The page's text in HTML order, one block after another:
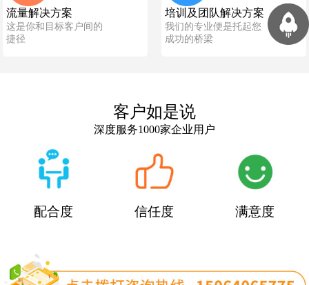
流量解决方案
这是你和目标客户间的
捷径
培训及团队解决方案
我们的专业便是托起您
成功的桥梁
客户如是说
深度服务1000家企业用户
配合度 信任度 满意度